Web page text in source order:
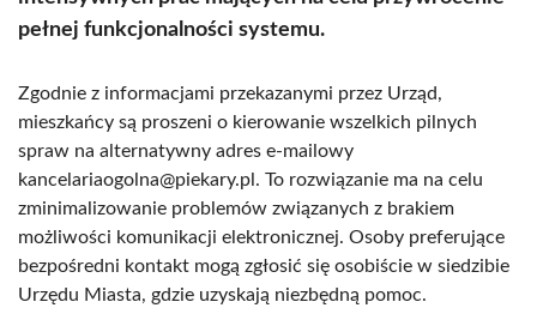
pełnej funkcjonalności systemu.
Zgodnie z informacjami przekazanymi przez Urząd,
mieszkańcy są proszeni o kierowanie wszelkich pilnych
spraw na alternatywny adres e-mailowy
kancelariaogolna@piekary.pl. To rozwiązanie ma na celu
zminimalizowanie problemów związanych z brakiem
możliwości komunikacji elektronicznej. Osoby preferujące
bezpośredni kontakt mogą zgłosić się osobiście w siedzibie
Urzędu Miasta, gdzie uzyskają niezbędną pomoc.